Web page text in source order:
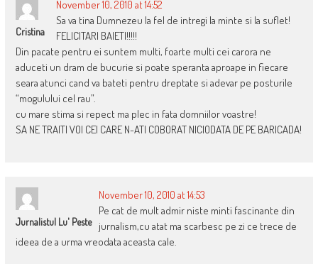
Cristina
November 10, 2010 at 14:52
Sa va tina Dumnezeu la fel de intregi la minte si la suflet!
FELICITARI BAIETI!!!!!
Din pacate pentru ei suntem multi, foarte multi cei carora ne
aduceti un dram de bucurie si poate speranta aproape in fiecare
seara atunci cand va bateti pentru dreptate si adevar pe posturile
“mogulului cel rau”.
cu mare stima si repect ma plec in fata domniilor voastre!
SA NE TRAITI VOI CEI CARE N-ATI COBORAT NICIODATA DE PE BARICADA!
Jurnalistul Lu' Peste
November 10, 2010 at 14:53
Pe cat de mult admir niste minti fascinante din
jurnalism,cu atat ma scarbesc pe zi ce trece de
ideea de a urma vreodata aceasta cale.